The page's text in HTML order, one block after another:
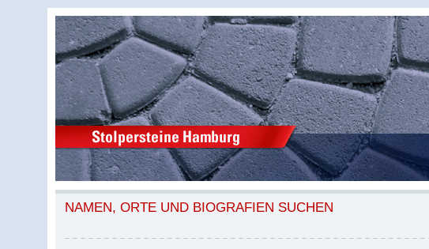
NAMEN, ORTE UND BIOGRAFIEN SUCHEN